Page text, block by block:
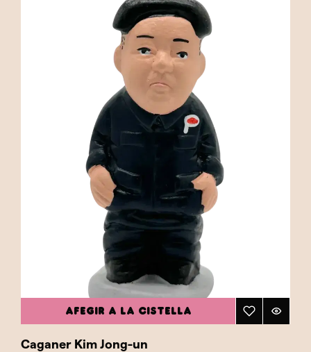
AFEGIR A LA CISTELLA
Caganer Kim Jong-un